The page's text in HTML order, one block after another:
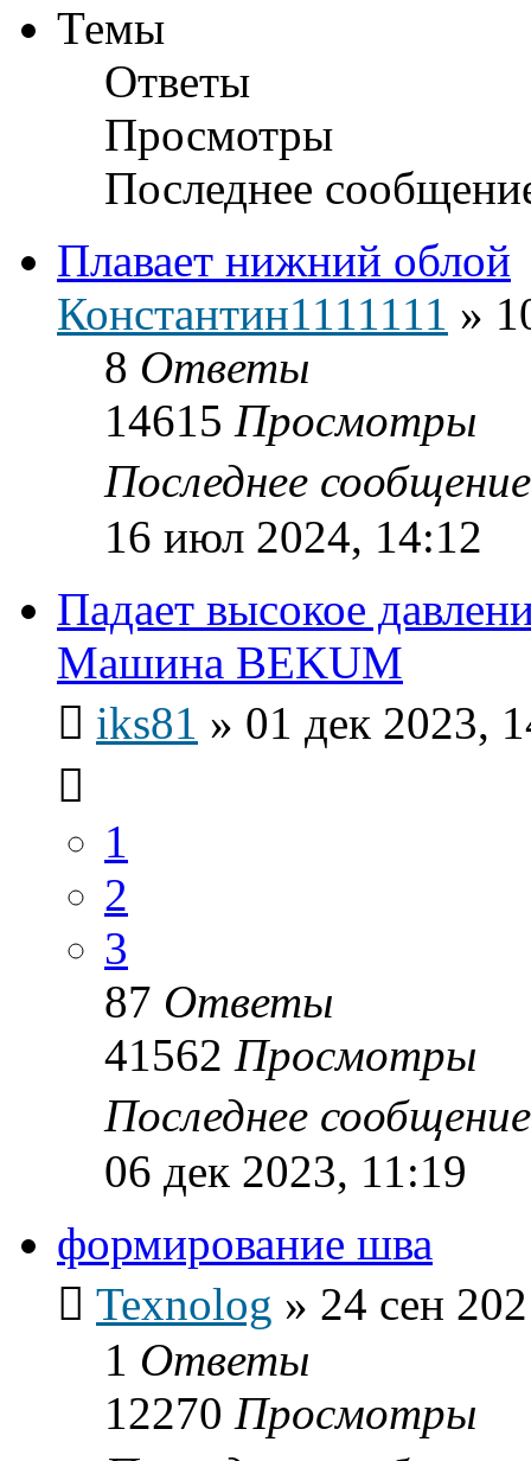
Темы
Ответы
Просмотры
Последнее
Плавает нижний облой
Константин1111111 »
8 Ответы
14615 Просмотры
Последнее
16 июл 2024, 14:12
Падает высокое
Машина BEKUM
iks81 » 01 дек 2023,
1
2
3
87 Ответы
41562 Просмотры
Последнее
06 дек 2023, 11:19
формирование шва
Texnolog » 24 сен
1 Ответы
12270 Просмотры